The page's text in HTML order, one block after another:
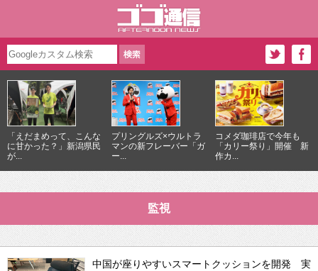
「えだまめって、こんな
に甘かった？」新潟県民
が...
プリングルズ×ウルトラ
マンの新フレーバー「ガ
ー...
コメダ珈琲店で今年も
「カリー祭り」開催 新
作カ...
監視
中国が座りやすいスマートクッションを開発 実